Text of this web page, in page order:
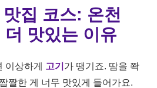
집 코스: 온천
더 맛있는 이유
이상하게 고기 가 땡기죠. 땀을 쫙
짤한 게 너무 맛있게 들어가요.